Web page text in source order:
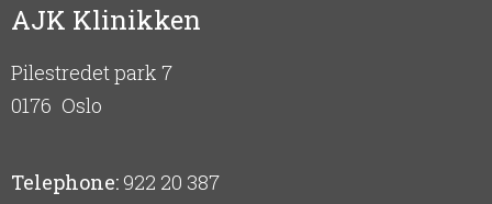
AJK Klinikken
Pilestredet park 7
0176 Oslo
Telephone: 922 20 387